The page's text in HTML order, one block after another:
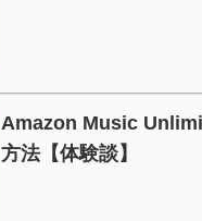
Amazon Music
方法【体験談】